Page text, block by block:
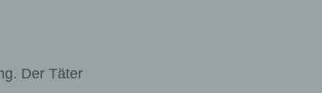
Der Täter